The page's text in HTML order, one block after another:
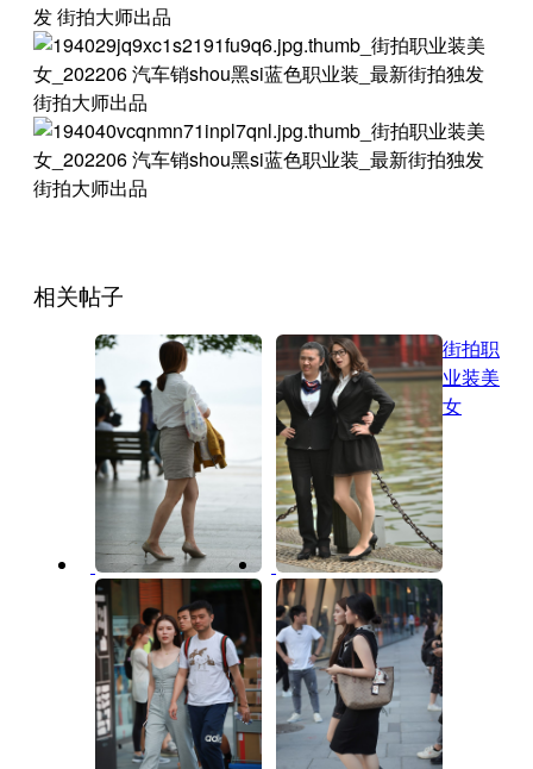
相关帖子
街拍职
业装美
女